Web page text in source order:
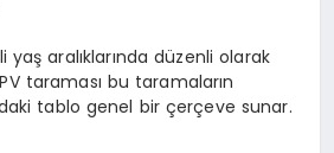
yaş aralıklarında düzenli olarak
taraması bu taramaların
tablo genel bir çerçeve sunar.